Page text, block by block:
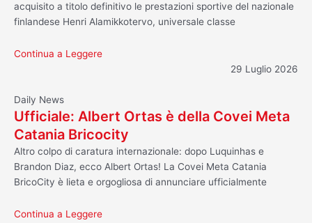
acquisito a titolo definitivo le prestazioni sportive del nazionale
finlandese Henri Alamikkotervo, universale classe
Continua a Leggere
29 Luglio 2026
Daily News
Ufficiale: Albert Ortas è della Covei Meta
Catania Bricocity
Altro colpo di caratura internazionale: dopo Luquinhas e
Brandon Diaz, ecco Albert Ortas! La Covei Meta Catania
BricoCity è lieta e orgogliosa di annunciare ufficialmente
Continua a Leggere